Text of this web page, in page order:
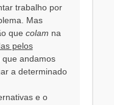
trabalho por
Mas
que colam na
pelos
andamos
a determinado
e o